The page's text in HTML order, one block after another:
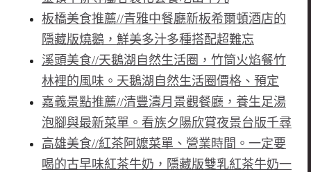
板橋美食推薦//青雅中餐廳新板希爾頓酒店的
隱藏版燒鵝，鮮美多汁多種搭配超難忘
溪頭美食//天鵝湖自然生活圈，竹筒火焰餐竹
林裡的風味。天鵝湖自然生活圈價格、預定
嘉義景點推薦//清豐濤月景觀餐廳，養生足湯
泡腳與最新菜單。看族夕陽欣賞夜景台版千尋
高雄美食//紅茶阿嬤菜單、營業時間。一定要
喝的古早味紅茶牛奶，隱藏版雙乳紅茶牛奶一